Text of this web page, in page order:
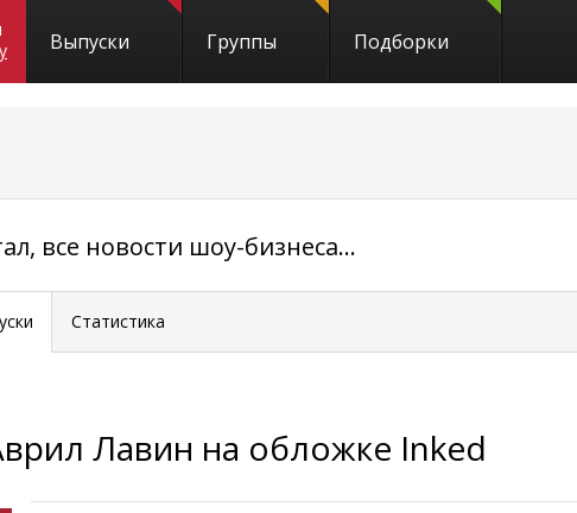
Выпуски Группы Подборки
все новости шоу-бизнеса...
Статистика
Лавин на обложке Inked